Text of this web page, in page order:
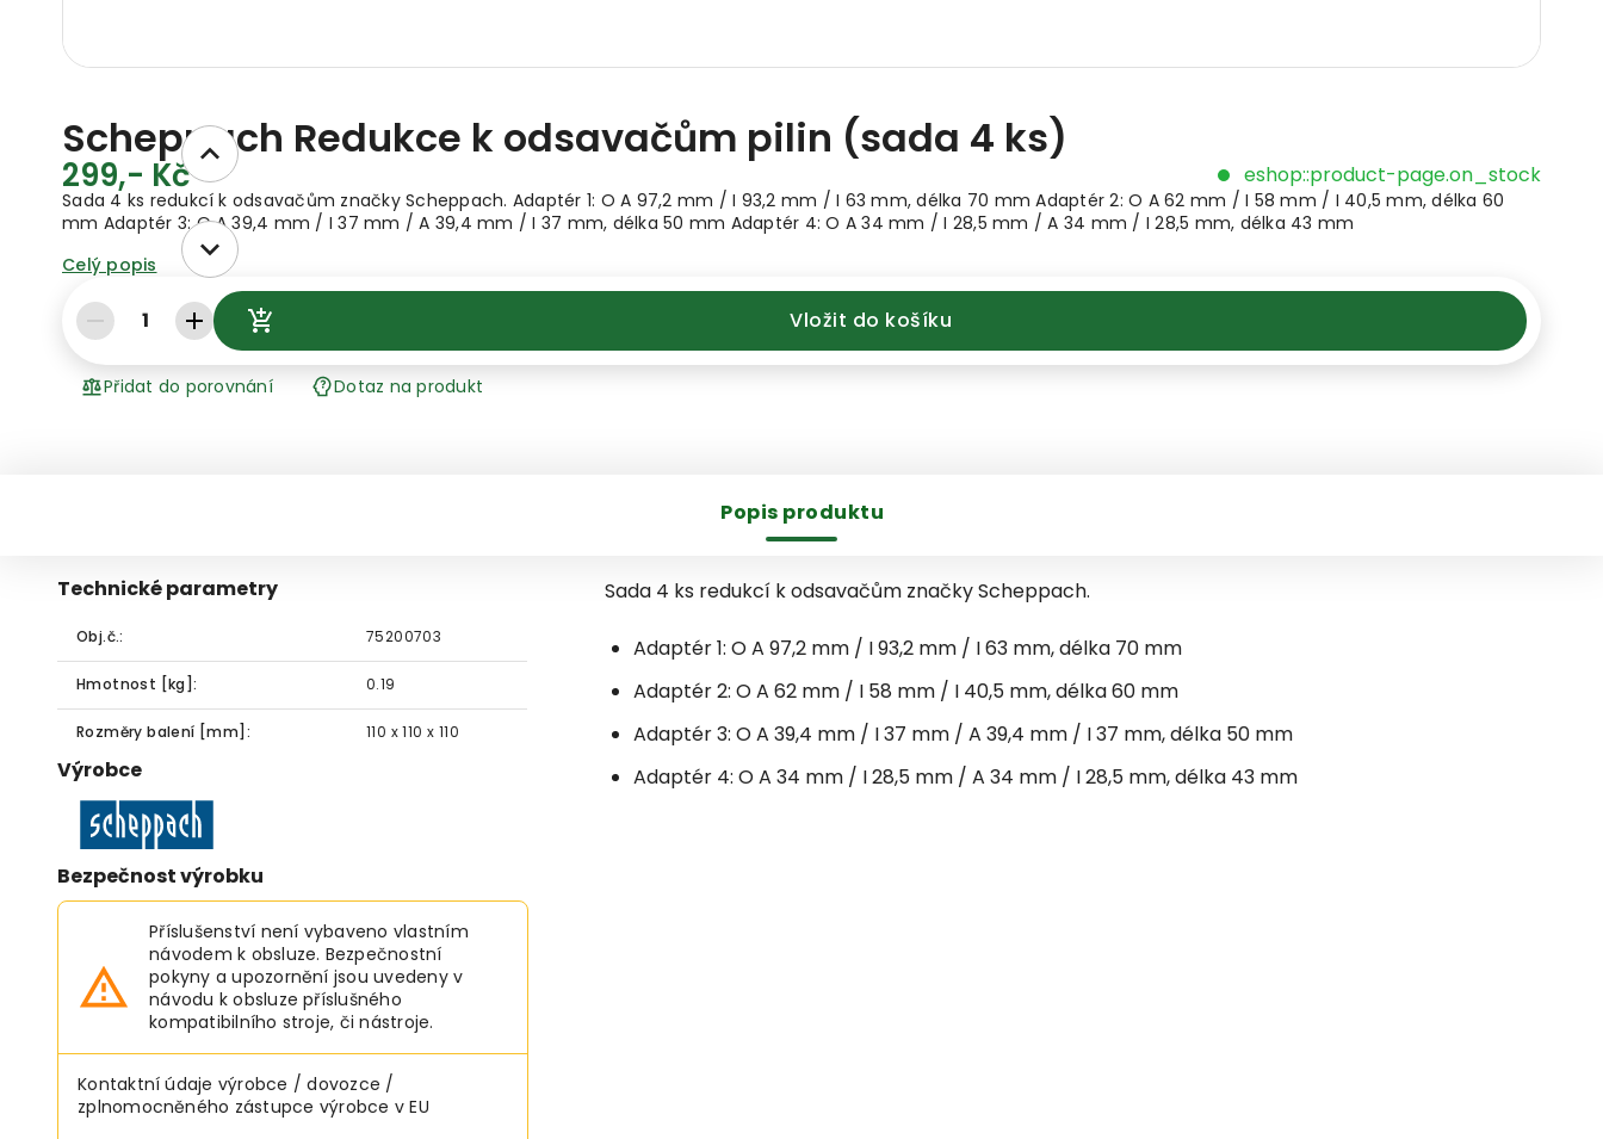
Scheppach Redukce k odsavačům pilin (sada 4 ks)
299,- Kč eshop::product-page.on_stock
Sada 4 ks redukcí k odsavačům značky Scheppach. Adaptér 1: O A 97,2 mm / I 93,2 mm / I 63 mm, délka 70 mm Adaptér 2: O A 62 mm / I 58 mm / I 40,5 mm, délka 60
mm Adaptér 3: O A 39,4 mm / I 37 mm / A 39,4 mm / I 37 mm, délka 50 mm Adaptér 4: O A 34 mm / I 28,5 mm / A 34 mm / I 28,5 mm, délka 43 mm
Celý popis
1 Vložit do košíku
Přidat do porovnání Dotaz na produkt
Popis produktu
Technické parametry
Obj.č.: 75200703
Hmotnost [kg]: 0.19
Rozměry balení [mm]: 110 x 110 x 110
Výrobce
Bezpečnost výrobku
Příslušenství není vybaveno vlastním
návodem k obsluze. Bezpečnostní
pokyny a upozornění jsou uvedeny v
návodu k obsluze příslušného
kompatibilního stroje, či nástroje.
Kontaktní údaje výrobce / dovozce /
zplnomocněného zástupce výrobce v EU
Sada 4 ks redukcí k odsavačům značky Scheppach.
Adaptér 1: O A 97,2 mm / I 93,2 mm / I 63 mm, délka 70 mm
Adaptér 2: O A 62 mm / I 58 mm / I 40,5 mm, délka 60 mm
Adaptér 3: O A 39,4 mm / I 37 mm / A 39,4 mm / I 37 mm, délka 50 mm
Adaptér 4: O A 34 mm / I 28,5 mm / A 34 mm / I 28,5 mm, délka 43 mm